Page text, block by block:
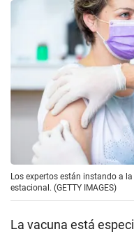
Los expertos están instando a
estacional. (GETTY IMAGES)
La vacuna está